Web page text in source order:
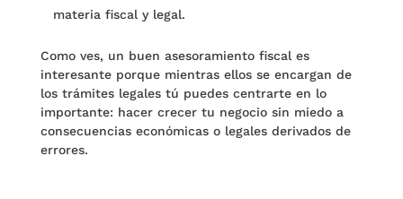
materia fiscal y legal.
Como ves, un buen asesoramiento fiscal es
interesante porque mientras ellos se encargan de
los trámites legales tú puedes centrarte en lo
importante: hacer crecer tu negocio sin miedo a
consecuencias económicas o legales derivados de
errores.